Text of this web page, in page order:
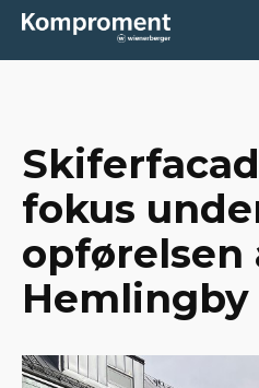
fokus
opførelsen
Hemlingby